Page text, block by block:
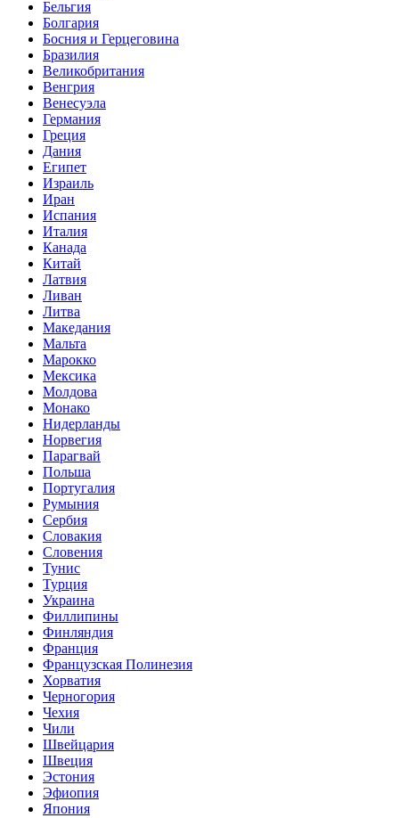
Бельгия
Болгария
Босния и Герцеговина
Бразилия
Великобритания
Венгрия
Венесуэла
Германия
Греция
Дания
Египет
Израиль
Иран
Испания
Италия
Канада
Китай
Латвия
Ливан
Литва
Македания
Мальта
Марокко
Мексика
Молдова
Монако
Нидерланды
Норвегия
Парагвай
Польша
Португалия
Румыния
Сербия
Словакия
Словения
Тунис
Турция
Украина
Филлипины
Финляндия
Франция
Французская Полинезия
Хорватия
Черногория
Чехия
Чили
Швейцария
Швеция
Эстония
Эфиопия
Япония